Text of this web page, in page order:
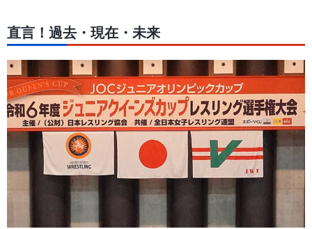
直言！過去・現在・未来